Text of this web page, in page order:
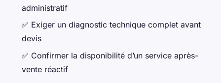
administratif
✅ Exiger un diagnostic technique complet avant
devis
✅ Confirmer la disponibilité d’un service après-
vente réactif